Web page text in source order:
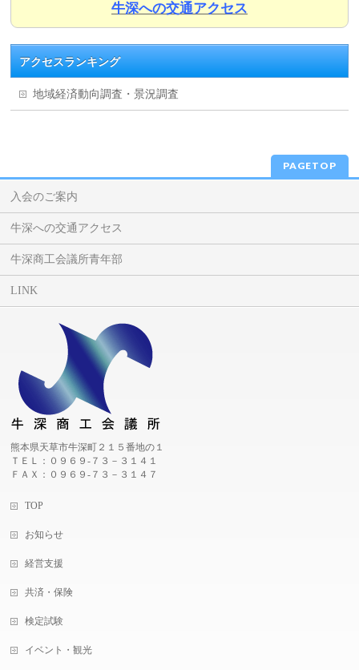
牛深への交通アクセス
アクセスランキング
地域経済動向調査・景況調査
PAGETOP
入会のご案内
牛深への交通アクセス
牛深商工会議所青年部
LINK
熊本県天草市牛深町２１５番地の１
ＴＥＬ：０９６９-７３－３１４１
ＦＡＸ：０９６９-７３－３１４７
TOP
お知らせ
経営支援
共済・保険
検定試験
イベント・観光